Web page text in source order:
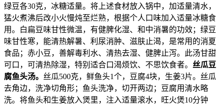
绿豆各30克，冰糖适量。将上述食材放入锅中，加适量清水，
猛火煮沸后改小火慢炖至烂熟，根据个人口味加入适量冰糖食
用。白扁豆味甘性微温，有健脾化湿、和中消暑的功效；绿豆
味甘性寒，能清热解暑、利尿消肿、滋肤止渴，是常用的消夏
食品；赤小豆，善解毒利水、清热去湿、健脾止泻。此汤甘甜
可口，可清热除湿，特别适合口渴烦饮、不思饮食者。 丝瓜豆
腐鱼头汤。 丝瓜500克，鲜鱼头1个，豆腐4块，生姜3片。丝瓜
去角边，洗净切角形；鱼头洗净，切开两边；豆腐用清水略
洗。将鱼头和生姜放入煲里，注入适量滚水，旺火煲10分钟